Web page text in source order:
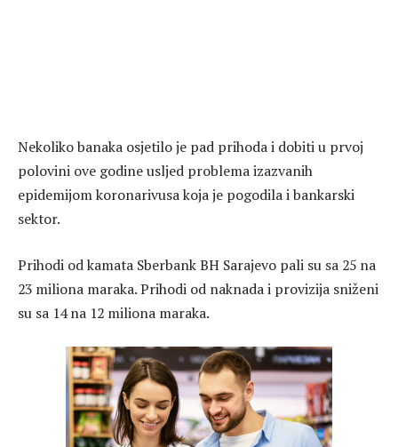
Nekoliko banaka osjetilo je pad prihoda i dobiti u prvoj
polovini ove godine usljed problema izazvanih
epidemijom koronarivusa koja je pogodila i bankarski
sektor.
Prihodi od kamata Sberbank BH Sarajevo pali su sa 25 na
23 miliona maraka. Prihodi od naknada i provizija sniženi
su sa 14 na 12 miliona maraka.